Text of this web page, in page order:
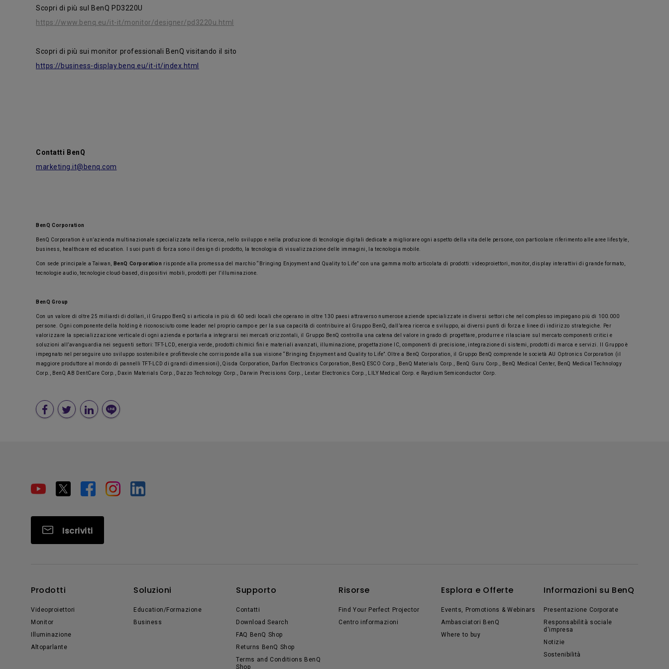
Scopri di più sul BenQ PD3220U
https://www.benq.eu/it-it/monitor/designer/pd3220u.html
Scopri di più sui monitor professionali BenQ visitando il sito
https://business-display.benq.eu/it-it/index.html
Contatti BenQ
marketing.it@benq.com
BenQ Corporation
BenQ Corporation è un’azienda multinazionale specializzata nella ricerca, nello sviluppo e nella produzione di tecnologie digitali dedicate a migliorare ogni aspetto della vita delle persone, con particolare riferimento alle aree lifestyle,
business, healthcare ed education. I suoi punti di forza sono il design di prodotto, la tecnologia di visualizzazione delle immagini, la tecnologia mobile.
Con sede principale a Taiwan, BenQ Corporation risponde alla promessa del marchio “Bringing Enjoyment and Quality to Life” con una gamma molto articolata di prodotti: videoproiettori, monitor, display interattivi di grande formato,
tecnologie audio, tecnologie cloud-based, dispositivi mobili, prodotti per l’illuminazione.
BenQ Group
Con un valore di oltre 25 miliardi di dollari, il Gruppo BenQ si articola in più di 60 sedi locali che operano in oltre 130 paesi attraverso numerose aziende specializzate in diversi settori che nel complesso impiegano più di 100.000
persone. Ogni componente della holding è riconosciuto come leader nel proprio campo e per la sua capacità di contribuire al Gruppo BenQ, dall’area ricerca e sviluppo, ai diversi punti di forza e linee di indirizzo strategiche. Per
valorizzare la specializzazione verticale di ogni azienda e portarla a integrarsi nei mercati orizzontali, il Gruppo BenQ controlla una catena del valore in grado di progettare, produrre e rilasciare sul mercato componenti critici e
soluzioni all’avanguardia nei seguenti settori: TFT-LCD, energia verde, prodotti chimici fini e materiali avanzati, illuminazione, progettazione IC, componenti di precisione, integrazione di sistemi, prodotti di marca e servizi. Il Gruppo è
impegnato nel perseguire uno sviluppo sostenibile e profittevole che corrisponde alla sua visione “Bringing Enjoyment and Quality to Life”. Oltre a BenQ Corporation, il Gruppo BenQ comprende le società AU Optronics Corporation (il
maggiore produttore al mondo di pannelli TFT-LCD di grandi dimensioni), Qisda Corporation, Darfon Electronics Corporation, BenQ ESCO Corp., BenQ Materials Corp., BenQ Guru Corp., BenQ Medical Center, BenQ Medical Technology
Corp., BenQ AB DentCare Corp., Daxin Materials Corp., Dazzo Technology Corp., Darwin Precisions Corp., Lextar Electronics Corp., LILY Medical Corp. e Raydium Semiconductor Corp.
Iscriviti
Prodotti
Videoproiettori
Monitor
Illuminazione
Altoparlante
Soluzioni
Education/Formazione
Business
Supporto
Contatti
Download Search
FAQ BenQ Shop
Returns BenQ Shop
Terms and Conditions BenQ
Shop
Risorse
Find Your Perfect Projector
Centro informazioni
Esplora e Offerte
Events, Promotions & Webinars
Ambasciatori BenQ
Where to buy
Informazioni su BenQ
Presentazione Corporate
Responsabilità sociale
d'impresa
Notizie
Sostenibilità